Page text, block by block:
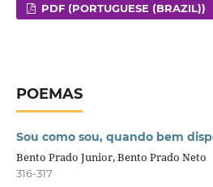
PDF (PORTUGUESE (BRAZIL))
POEMAS
Sou como sou, quando bem
Bento Prado Junior, Bento Prado Neto
316-317